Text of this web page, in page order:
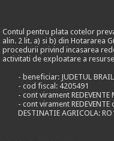
Contul pentru plata cotelor
alin. 2 lit. a) si b) din Hotararea
procedurii privind incasarea
activitati de exploatare a
- beneficiar: JUDETUL
- cod fiscal: 4205491
- cont virament REDEVENTE
- cont virament REDEVENTE
DESTINATIE AGRICOLA: